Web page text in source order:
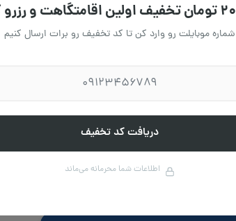
راه خسرو جنب پاساژ برلیان پلاک ۹۵۸طبقه 3 واحد 3
شماره موبایلت رو وارد کن تا کد تخفیف رو برات ارسال کنیم
دریافت کد تخفیف
اطلاعات شما محرمانه می‌ماند